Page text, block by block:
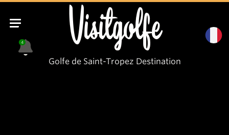
4 Visitgolfe
Golfe de Saint-Tropez Destination